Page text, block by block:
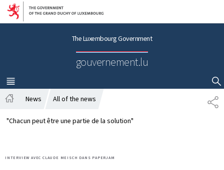
Go to main navigation
Go to content
The Luxembourg Government
gouvernement.lu
MENU
MAIN
SHOW HIDE SEARCH
P
A
o
News All of the news
"Chacun peut être une partie de la solution"
INTERVIEW AVEC CLAUDE MEISCH DANS PAPERJAM